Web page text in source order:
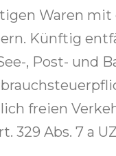
Waren mit
Künftig
, Post- und
freien
329 Abs. 7 a